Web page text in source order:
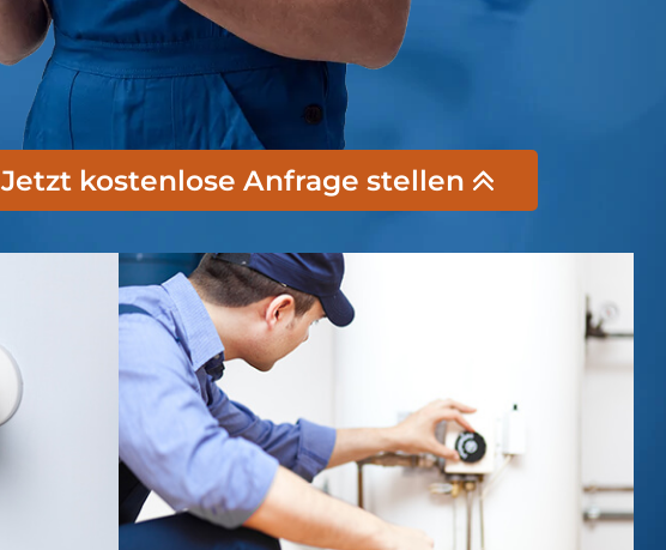
Jetzt kostenlose Anfrage stellen